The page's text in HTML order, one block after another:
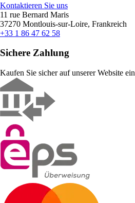
Kontaktieren Sie uns
11 rue Bernard Maris
37270 Montlouis-sur-Loire, Frankreich
+33 1 86 47 62 58
Sichere Zahlung
Kaufen Sie sicher auf unserer Website ein